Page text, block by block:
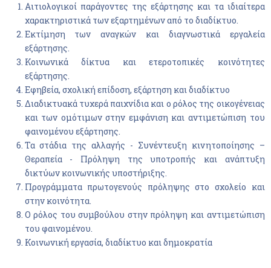
Αιτιολογικοί παράγοντες της εξάρτησης και τα ιδιαίτερα
χαρακτηριστικά των εξαρτημένων από το διαδίκτυο.
Εκτίμηση των αναγκών και διαγνωστικά εργαλεία
εξάρτησης.
Κοινωνικά δίκτυα και ετεροτοπικές κοινότητες
εξάρτησης.
Εφηβεία, σχολική επίδοση, εξάρτηση και διαδίκτυο
Διαδικτυακά τυχερά παιχνίδια και ο ρόλος της οικογένειας
και των ομότιμων στην εμφάνιση και αντιμετώπιση του
φαινομένου εξάρτησης.
Τα στάδια της αλλαγής - Συνέντευξη κινητοποίησης –
Θεραπεία - Πρόληψη της υποτροπής και ανάπτυξη
δικτύων κοινωνικής υποστήριξης.
Προγράμματα πρωτογενούς πρόληψης στο σχολείο και
στην κοινότητα.
Ο ρόλος του συμβούλου στην πρόληψη και αντιμετώπιση
του φαινομένου.
Κοινωνική εργασία, διαδίκτυο και δημοκρατία